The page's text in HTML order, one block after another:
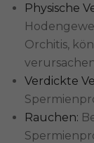
Physische
Orchitis,
Verdickte
Rauchen: